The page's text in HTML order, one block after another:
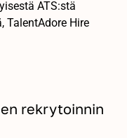
ATS:stä
TalentAdore Hire
rekrytoinnin